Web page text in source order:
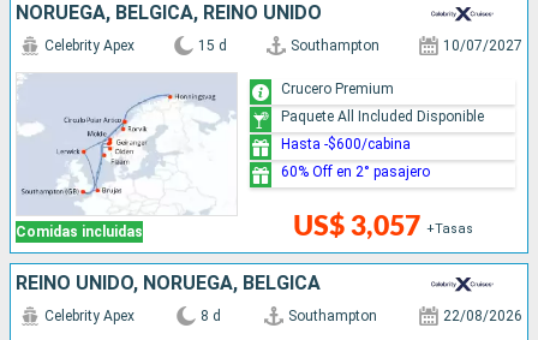
NORUEGA, BÉLGICA, REINO UNIDO
Comidas incluidas
Celebrity Apex 15 d Southampton 10/07/2027
US$ 3,057 +Tasas
Crucero Premium
Paquete All Included Disponible
Hasta -$600/cabina
60% Off en 2° pasajero
REINO UNIDO, NORUEGA, BÉLGICA
Celebrity Apex 8 d Southampton 22/08/2026